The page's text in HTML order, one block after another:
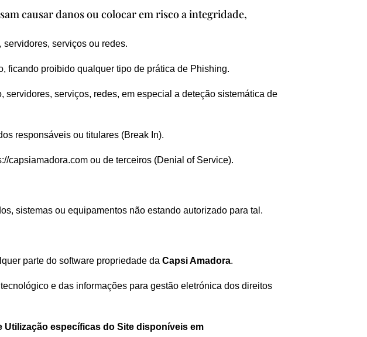
causar danos ou colocar em risco a integridade,
serviços ou redes.
ficando proibido qualquer tipo de prática de Phishing.
serviços, redes, em especial a deteção sistemática de
responsáveis ou titulares (Break In).
capsiamadora.com ou de terceiros (Denial of Service).
sistemas ou equipamentos não estando autorizado para tal.
parte do software propriedade daCapsi Amadora.
e das informações para gestão eletrónica dos direitos
Utilização específicas do Site disponíveis em